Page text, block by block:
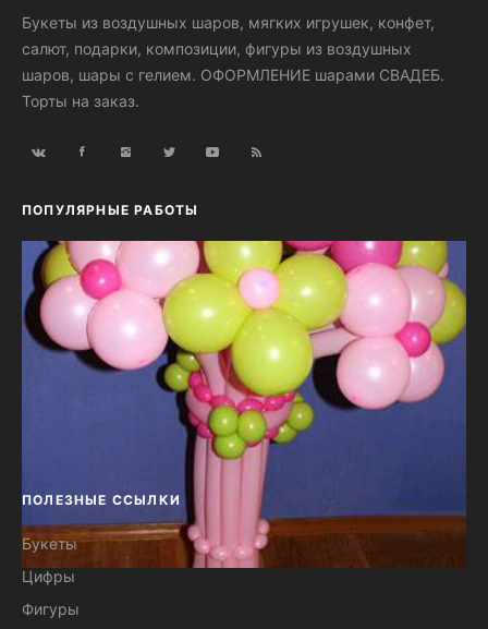
Букеты из воздушных шаров, мягких игрушек, конфет,
салют, подарки, композиции, фигуры из воздушных
шаров, шары с гелием. ОФОРМЛЕНИЕ шарами СВАДЕБ.
Торты на заказ.
ПОПУЛЯРНЫЕ РАБОТЫ
Букет из воздушных шаров 11
цветков №24
ПОЛЕЗНЫЕ ССЫЛКИ
Букеты
Цифры
Фигуры